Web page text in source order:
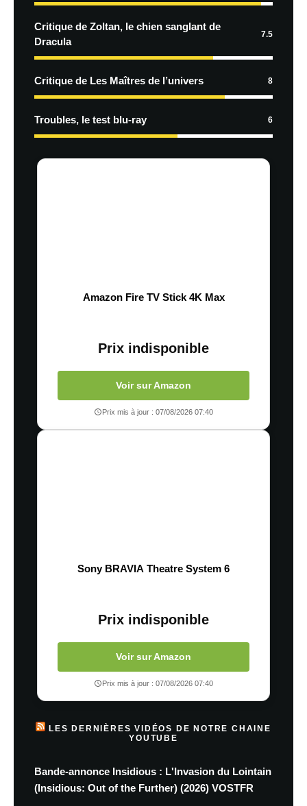
Critique de Zoltan, le chien sanglant de
Dracula
7.5
Critique de Les Maîtres de l’univers 8
Troubles, le test blu-ray 6
Amazon Fire TV Stick 4K Max
Prix indisponible
Voir sur Amazon
Prix mis à jour : 07/08/2026 07:40
Sony BRAVIA Theatre System 6
Prix indisponible
Voir sur Amazon
Prix mis à jour : 07/08/2026 07:40
LES DERNIÈRES VIDÉOS DE NOTRE CHAINE
YOUTUBE
Bande-annonce Insidious : L'Invasion du Lointain
(Insidious: Out of the Further) (2026) VOSTFR